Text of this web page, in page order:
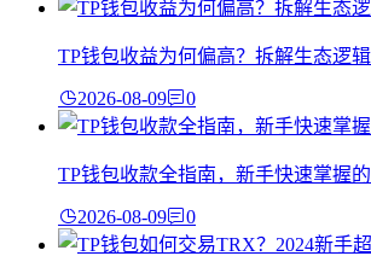
TP钱包收益为何偏高？拆解生态逻
2026-08-09 0
TP钱包收款全指南，新手快速掌握
2026-08-09 0